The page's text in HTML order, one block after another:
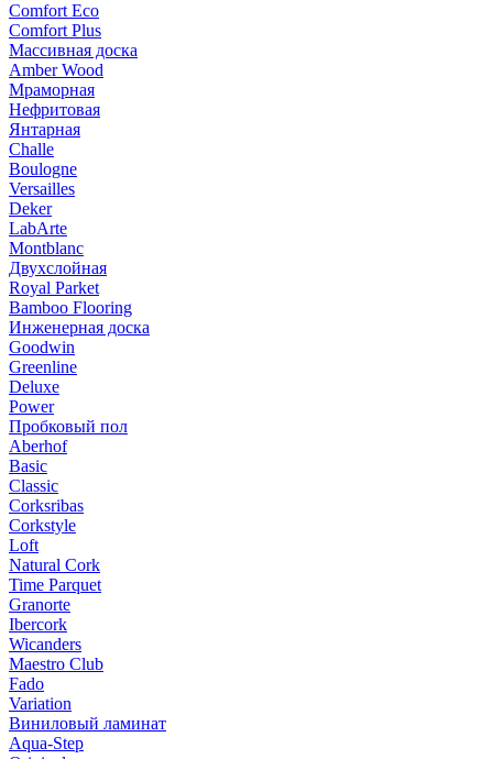
Comfort Eco
Comfort Plus
Массивная доска
Amber Wood
Мраморная
Нефритовая
Янтарная
Challe
Boulogne
Versailles
Deker
LabArte
Montblanc
Двухслойная
Royal Parket
Bamboo Flooring
Инженерная доска
Goodwin
Greenline
Deluxe
Power
Пробковый пол
Aberhof
Basic
Classic
Corksribas
Corkstyle
Loft
Natural Cork
Time Parquet
Granorte
Ibercork
Wicanders
Мaestro Club
Fado
Variation
Виниловый ламинат
Aqua-Step